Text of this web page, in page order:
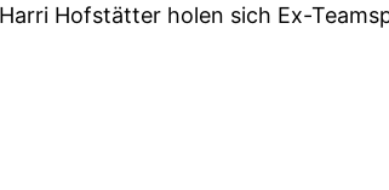
Hofstätter holen sich Ex-